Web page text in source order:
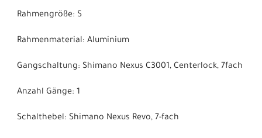
Rahmengröße: S
Rahmenmaterial: Aluminium
Gangschaltung: Shimano Nexus C3001, Centerlock, 7fach
Anzahl Gänge: 1
Schalthebel: Shimano Nexus Revo, 7-fach